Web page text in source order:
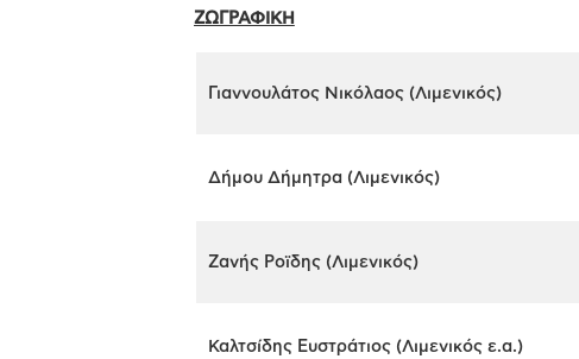
ΖΩΓΡΑΦΙΚΗ
Γιαννουλάτος Νικόλαος (Λιμενικός)
Δήμου Δήμητρα (Λιμενικός)
Ζανής Ροϊδης (Λιμενικός)
Καλτσίδης Ευστράτιος (Λιμενικός ε.α.)